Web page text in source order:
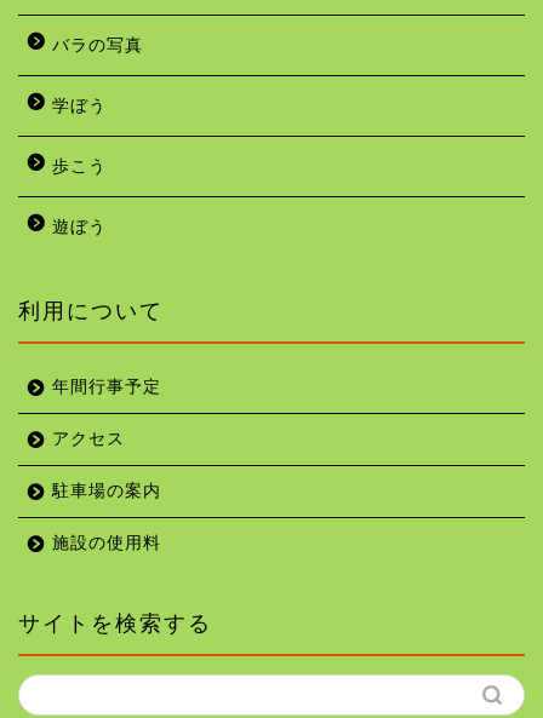
バラの写真
学ぼう
歩こう
遊ぼう
利用について
年間行事予定
アクセス
駐車場の案内
施設の使用料
サイトを検索する